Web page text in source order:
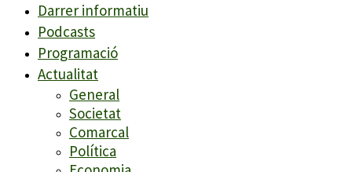
Darrer informatiu
Podcasts
Programació
Actualitat
General
Societat
Comarcal
Política